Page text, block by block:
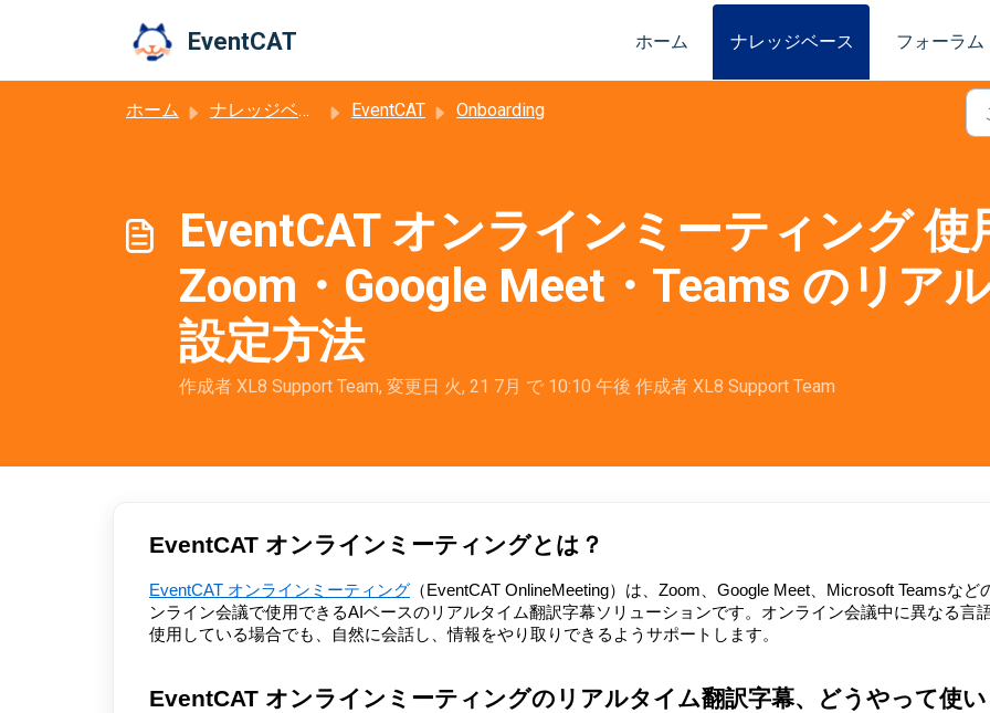
EventCAT ホーム ナレッジベース フォーラム
ホーム ナレッジベース EventCAT Onboarding
EventCAT オンラインミーティング
Zoom・Google Meet・Teams のリア
設定方法
作成者 XL8 Support Team, 変更日 火, 21 7月 で 10:10 午後 作成者 XL8 Support Team
EventCAT オンラインミーティングとは？
EventCAT オンラインミーティング （EventCAT OnlineMeeting）は、Zoom、Google Meet、Microsoft Teamsなど
ンライン会議で使用できるAIベースのリアルタイム翻訳字幕ソリューションです。オンライン会議中に異なる言
使用している場合でも、自然に会話し、情報をやり取りできるようサポートします。
EventCAT オンラインミーティングのリアルタイム翻訳字幕、どうやって使